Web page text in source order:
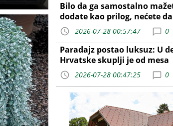
Bilo da ga samostalno
dodate kao prilog, nećete
2026-07-28 00:57:47 0
Paradajz postao luksuz: U
Hrvatske skuplji je od mesa
2026-07-28 00:47:25 0